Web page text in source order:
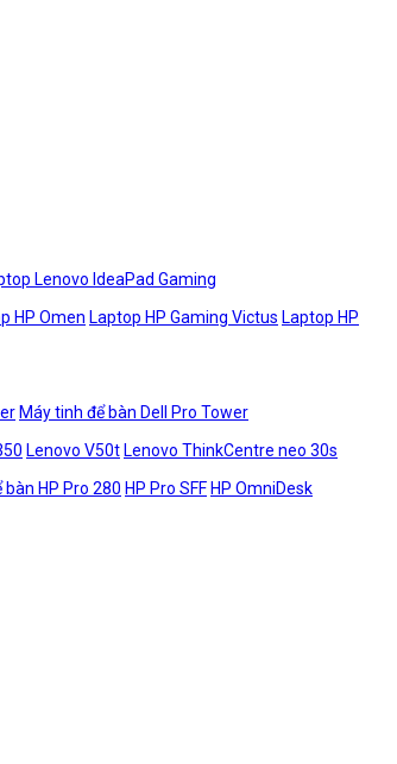
Lenovo IdeaPad Gaming
HP Omen Laptop HP Gaming Victus Laptop HP
Máy tinh để bàn Dell Pro Tower
Lenovo V50t Lenovo ThinkCentre neo 30s
bàn HP Pro 280 HP Pro SFF HP OmniDesk